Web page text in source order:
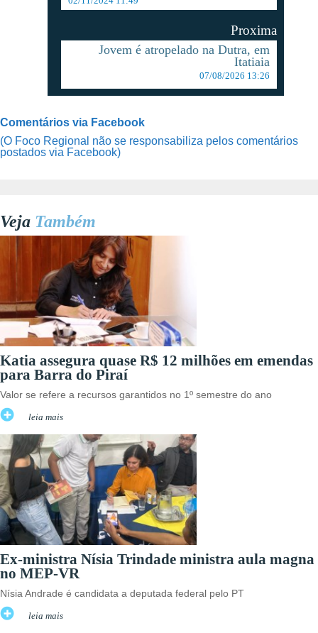
Proxima
Jovem é atropelado na Dutra, em
Itatiaia
07/08/2026 13:26
Comentários via Facebook
(O Foco Regional não se responsabiliza pelos comentários
postados via Facebook)
Veja Também
Katia assegura quase R$ 12 milhões em emendas
para Barra do Piraí
Valor se refere a recursos garantidos no 1º semestre do ano
leia mais
Ex-ministra Nísia Trindade ministra aula magna
no MEP-VR
Nísia Andrade é candidata a deputada federal pelo PT
leia mais